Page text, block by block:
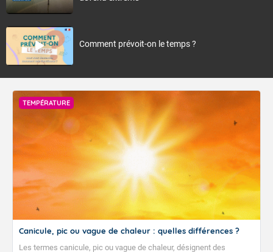
Comment prévoit-on le temps ?
TEMPÉRATURE
Canicule, pic ou vague de chaleur : quelles différences ?
Les termes canicule, pic ou vague de chaleur, désignent des